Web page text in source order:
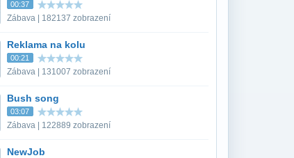
00:37
Zábava | 182137 zobrazení
Reklama na kolu
00:21
Zábava | 131007 zobrazení
Bush song
03:07
Zábava | 122889 zobrazení
NewJob